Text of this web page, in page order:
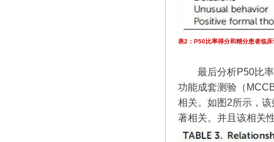
表2：P50比率得分和精分患者临
最后分析P50比
功能成套测验（
相关。如图2所示，
著相关。并且该相关